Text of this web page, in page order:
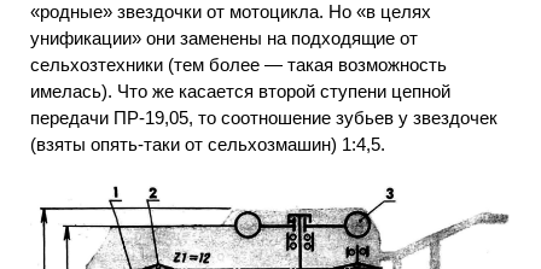
«родные» звездочки от мотоцикла. Но «в целях
унификации» они заменены на подходящие от
сельхозтехники (тем более — такая возможность
имелась). Что же касается второй ступени цепной
передачи ПР-19,05, то соотношение зубьев у звездочек
(взяты опять-таки от сельхозмашин) 1:4,5.